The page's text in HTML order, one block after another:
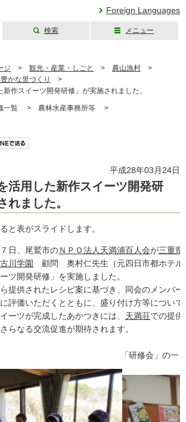
Foreign Languages
検索 メニュー
ジ > 観光・産業・しごと > 農山漁村 >
かな里づくり
>
作スイーツ開発研修」が実施されました。
一覧 > 農林水産事務所等 >
平成28年03月24日
活用した新作スイーツ開発研
れました。
と表がスライドします。
日、尾鷲市のＮＰＯ法人天満浦百人会が三重
川学園
顧問 奥村仁先生（元四日市都ホテル
ツ開発研修」を実施しました。
提供されたレシピ案に基づき、同会のメンバ
評価いただくとともに、盛り付け方等につい
ーツが完成したあかつきには、 天満荘での提
らなる交流促進が期待されます。
会」の一コ